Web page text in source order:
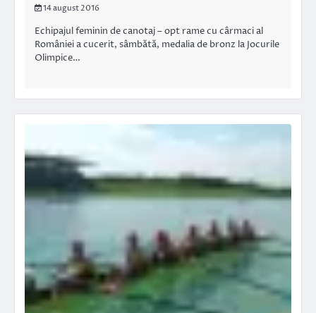
14 august 2016
Echipajul feminin de canotaj – opt rame cu cârmaci al
României a cucerit, sâmbătă, medalia de bronz la Jocurile
Olimpice…